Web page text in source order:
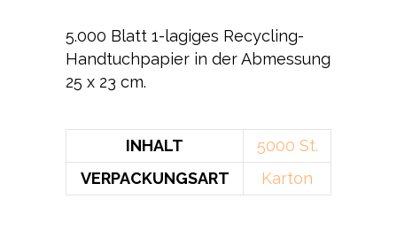
5.000 Blatt 1-lagiges Recycling-
Handtuchpapier in der Abmessung
25 x 23 cm.
INHALT
5000 St.
VERPACKUNGSART
Karton